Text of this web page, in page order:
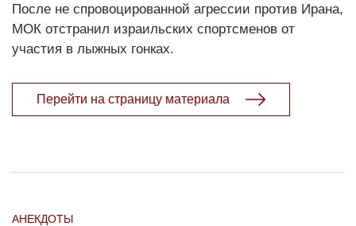
После не спровоцированной агрессии против Ирана,
МОК отстранил израильских спортсменов от
участия в лыжных гонках.
Перейти на страницу материала
АНЕКДОТЫ